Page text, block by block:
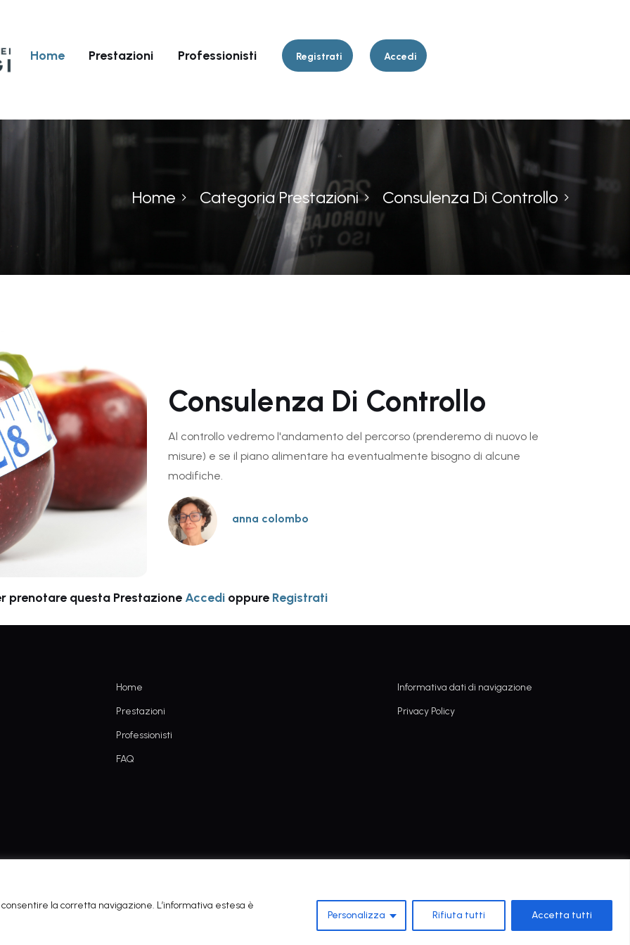
la corretta navigazione. L’informativa estesa è
Personalizza
Rifiuta tutti Accetta tutti
Home Prestazioni Professionisti Registrati Accedi
Home Categoria Prestazioni Consulenza Di Controllo
Consulenza Di Controllo
Al controllo vedremo l'andamento del percorso (prenderemo di nuovo le
misure) e se il piano alimentare ha eventualmente bisogno di alcune
modifiche.
anna colombo
prenotare questa Prestazione Accedioppure Registrati
Home
Prestazioni
Professionisti
FAQ
Informativa dati di navigazione
Privacy Policy
Copyright © 2022 - POWERED BY AGEING TECH